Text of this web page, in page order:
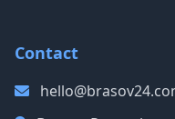
Contact